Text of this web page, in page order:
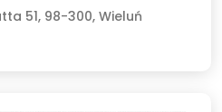
51, 98-300, Wieluń